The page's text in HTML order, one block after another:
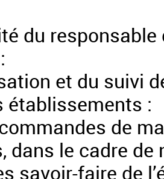
du
et du suivi
établissements :
de
dans le cadre
savoir-faire de